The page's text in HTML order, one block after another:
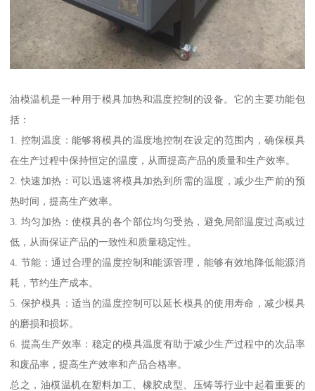
油模温机是一种用于模具加热和温度控制的设备。它的主要功能包
括：
1. 控制温度：能够将模具的温度地控制在设定的范围内，确保模具
在生产过程中保持恒定的温度，从而提高产品的质量和生产效率。
2. 快速加热：可以迅速将模具加热到所需的温度，减少生产前的预
热时间，提高生产效率。
3. 均匀加热：使模具的各个部位均匀受热，避免局部温度过高或过
低，从而保证产品的一致性和质量稳定性。
4. 节能：通过合理的温度控制和能源管理，能够有效地降低能源消
耗，节约生产成本。
5. 保护模具：适当的温度控制可以延长模具的使用寿命，减少模具
的磨损和损坏。
6. 提高生产效率：稳定的模具温度有助于减少生产过程中的次品率
和废品率，提高生产效率和产品合格率。
总之，油模温机在塑料加工、橡胶成型、压铸等行业中起着重要的